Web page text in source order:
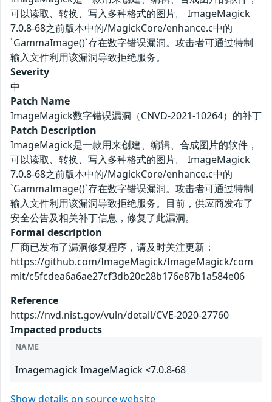
可以读取、转换、写入多种格式的图片。 ImageMagick
7.0.8-68之前版本中的/MagickCore/enhance.c中的
`GammaImage()`存在数字错误漏洞。攻击者可通过特制
输入文件利用该漏洞导致拒绝服务。
Severity
中
Patch Name
ImageMagick数字错误漏洞（CNVD-2021-10264）的补丁
Patch Description
ImageMagick是一款用来创建、编辑、合成图片的软件，
可以读取、转换、写入多种格式的图片。 ImageMagick
7.0.8-68之前版本中的/MagickCore/enhance.c中的
`GammaImage()`存在数字错误漏洞。攻击者可通过特制
输入文件利用该漏洞导致拒绝服务。目前，供应商发布了
安全公告及相关补丁信息，修复了此漏洞。
Formal description
厂商已发布了漏洞修复程序，请及时关注更新：
https://github.com/ImageMagick/ImageMagick/com
mit/c5fcdea6a6ae27cf3db20c28b176e87b1a584e06
Reference
https://nvd.nist.gov/vuln/detail/CVE-2020-27760
Impacted products
NAME
Imagemagick ImageMagick <7.0.8-68
Show details on source website